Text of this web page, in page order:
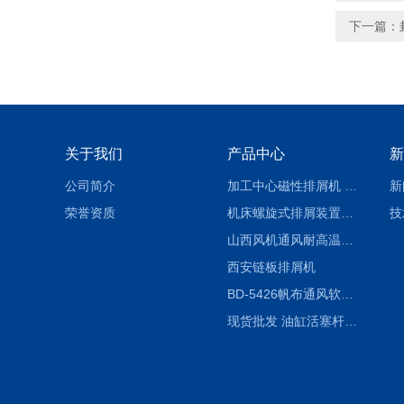
下一篇：
关于我们
公司简介
荣誉资质
产品中心
西安链板排屑机
BD-5426帆布通风软连接水泥布袋陕西生产厂家
现货批发 油缸活塞杆圆形保护套